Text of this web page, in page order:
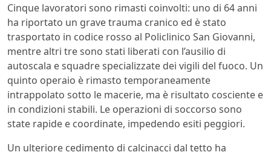
Cinque lavoratori sono rimasti coinvolti: uno di 64 anni
ha riportato un grave trauma cranico ed è stato
trasportato in codice rosso al Policlinico San Giovanni,
mentre altri tre sono stati liberati con l’ausilio di
autoscala e squadre specializzate dei vigili del fuoco. Un
quinto operaio è rimasto temporaneamente
intrappolato sotto le macerie, ma è risultato cosciente e
in condizioni stabili. Le operazioni di soccorso sono
state rapide e coordinate, impedendo esiti peggiori.
Un ulteriore cedimento di calcinacci dal tetto ha